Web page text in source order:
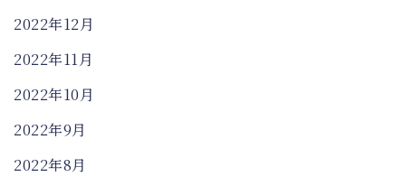
2022年12月
2022年11月
2022年10月
2022年9月
2022年8月